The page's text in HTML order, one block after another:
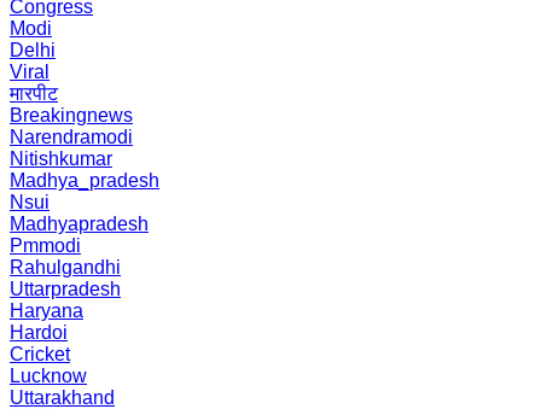
Congress
Modi
Delhi
Viral
मारपीट
Breakingnews
Narendramodi
Nitishkumar
Madhya_pradesh
Nsui
Madhyapradesh
Pmmodi
Rahulgandhi
Uttarpradesh
Haryana
Hardoi
Cricket
Lucknow
Uttarakhand